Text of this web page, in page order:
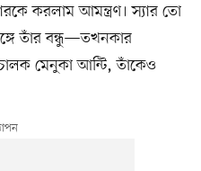
করলাম আমন্ত্রণ। স্যার তো
তাঁর বন্ধু—তখনকার
মেনুকা আন্টি, তাঁকেও